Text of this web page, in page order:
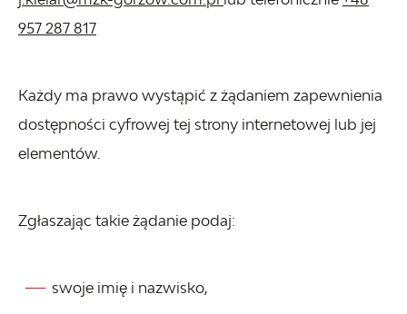
957 287 817
Każdy ma prawo wystąpić z żądaniem zapewnienia
dostępności cyfrowej tej strony internetowej lub jej
elementów.
Zgłaszając takie żądanie podaj:
swoje imię i nazwisko,